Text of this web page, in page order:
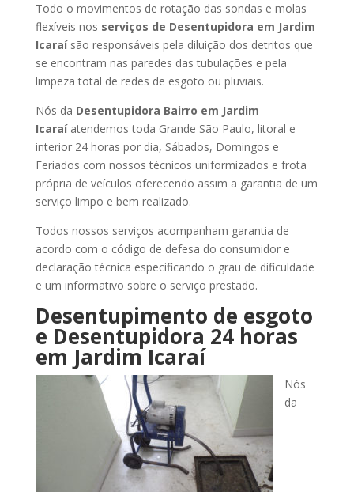
Todo o movimentos de rotação das sondas e molas
flexíveis nos serviços de Desentupidora em Jardim
Icaraí são responsáveis pela diluição dos detritos que
se encontram nas paredes das tubulações e pela
limpeza total de redes de esgoto ou pluviais.
Nós da Desentupidora Bairro em Jardim
Icaraí atendemos toda Grande São Paulo, litoral e
interior 24 horas por dia, Sábados, Domingos e
Feriados com nossos técnicos uniformizados e frota
própria de veículos oferecendo assim a garantia de um
serviço limpo e bem realizado.
Todos nossos serviços acompanham garantia de
acordo com o código de defesa do consumidor e
declaração técnica especificando o grau de dificuldade
e um informativo sobre o serviço prestado.
Desentupimento de esgoto
e Desentupidora 24 horas
em Jardim Icaraí
Nós
da